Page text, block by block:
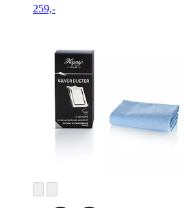
259,-